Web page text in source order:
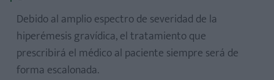
Debido al amplio espectro de severidad de la
hiperémesis gravídica, el tratamiento que
prescribirá el médico al paciente siempre será de
forma escalonada.